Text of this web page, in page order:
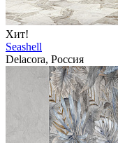
Хит!
Seashell
Delacora, Россия